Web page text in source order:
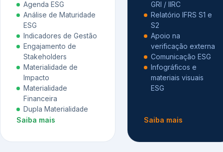
Agenda ESG
Análise de Maturidade
ESG
Indicadores de Gestão
Engajamento de
Stakeholders
Materialidade de
Impacto
Materialidade
Financeira
Dupla Materialidade
Saiba mais
GRI / IIRC
Relatório IFRS S1 e
S2
Apoio na
verificação externa
Comunicação ESG
Infográficos e
materiais visuais
ESG
Saiba mais